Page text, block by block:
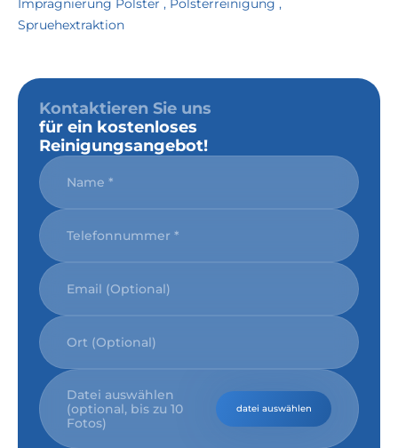
Impragnierung Polster , Polsterreinigung ,
Spruehextraktion
Kontaktieren Sie uns
für ein kostenloses
Reinigungsangebot!
Datei auswählen
(optional, bis zu 10
Fotos)
datei auswählen